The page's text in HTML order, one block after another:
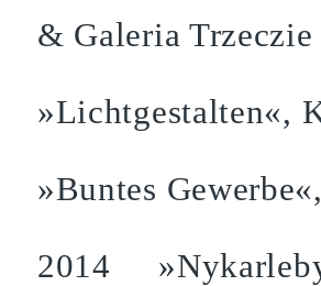
& Galeria
»Lichtgestalten«,
»Buntes
2014 »Nykarleby